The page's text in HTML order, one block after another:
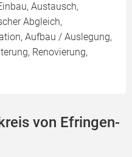
Austausch,
Abgleich,
Aufbau / Auslegung,
Renovierung,
von Efringen-